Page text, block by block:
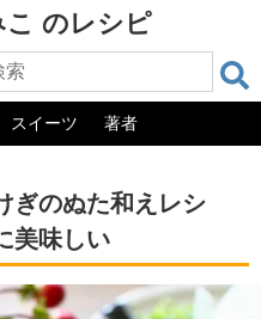
のレシピ
スイーツ 著者
ぎのぬた和えレシ
美味しい